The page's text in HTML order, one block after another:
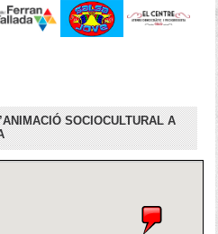
SOCIOCULTURAL A